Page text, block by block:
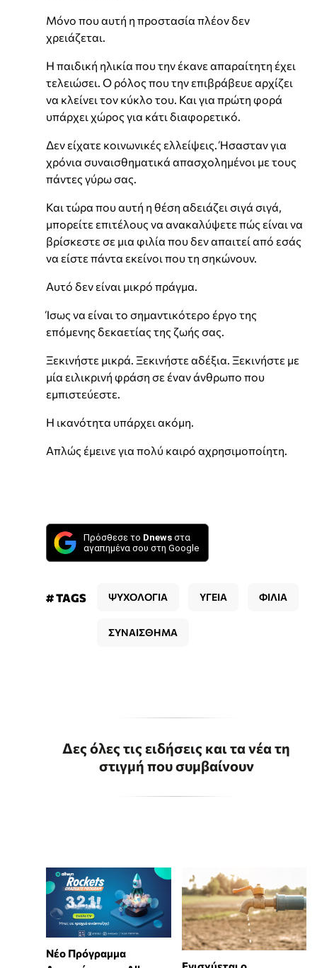
Μόνο που αυτή η προστασία πλέον δεν
χρειάζεται.
Η παιδική ηλικία που την έκανε απαραίτητη έχει
τελειώσει. Ο ρόλος που την επιβράβευε αρχίζει
να κλείνει τον κύκλο του. Και για πρώτη φορά
υπάρχει χώρος για κάτι διαφορετικό.
Δεν είχατε κοινωνικές ελλείψεις. Ήσασταν για
χρόνια συναισθηματικά απασχολημένοι με τους
πάντες γύρω σας.
Και τώρα που αυτή η θέση αδειάζει σιγά σιγά,
μπορείτε επιτέλους να ανακαλύψετε πώς είναι να
βρίσκεστε σε μια φιλία που δεν απαιτεί από εσάς
να είστε πάντα εκείνοι που τη σηκώνουν.
Αυτό δεν είναι μικρό πράγμα.
Ίσως να είναι το σημαντικότερο έργο της
επόμενης δεκαετίας της ζωής σας.
Ξεκινήστε μικρά. Ξεκινήστε αδέξια. Ξεκινήστε με
μία ειλικρινή φράση σε έναν άνθρωπο που
εμπιστεύεστε.
Η ικανότητα υπάρχει ακόμη.
Απλώς έμεινε για πολύ καιρό αχρησιμοποίητη.
Πρόσθεσε το Dnews στα
αγαπημένα σου στη Google
# TAGS ΨΥΧΟΛΟΓΙΑ ΥΓΕΙΑ ΦΙΛΙΑ
ΣΥΝΑΙΣΘΗΜΑ
Δες όλες τις ειδήσεις και τα νέα τη
στιγμή που συμβαίνουν
Νέο Πρόγραμμα